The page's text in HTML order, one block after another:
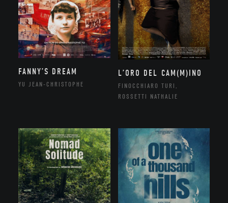
FANNY’S DREAM
YU JEAN-CHRISTOPHE
L’ORO DEL CAM(M)INO
FINOCCHIARO TURI,
ROSSETTI NATHALIE